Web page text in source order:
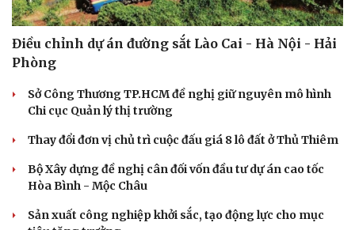
Điều chỉnh dự án đường sắt Lào Cai - Hà Nội - Hải
Phòng
Sở Công Thương TP.HCM đề nghị giữ nguyên mô hình
Chi cục Quản lý thị trường
Thay đổi đơn vị chủ trì cuộc đấu giá 8 lô đất ở Thủ Thiêm
Bộ Xây dựng đề nghị cân đối vốn đầu tư dự án cao tốc
Hòa Bình - Mộc Châu
Sản xuất công nghiệp khởi sắc, tạo động lực cho mục